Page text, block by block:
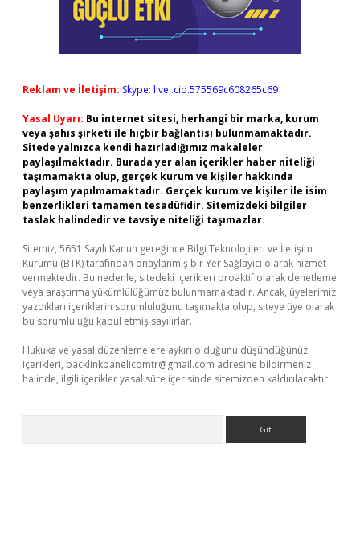
Reklam ve İletişim: Skype: live:.cid.575569c608265c69
Yasal Uyarı: Bu internet sitesi, herhangi bir marka, kurum
veya şahıs şirketi ile hiçbir bağlantısı bulunmamaktadır.
Sitede yalnızca kendi hazırladığımız makaleler
paylaşılmaktadır. Burada yer alan içerikler haber niteliği
taşımamakta olup, gerçek kurum ve kişiler hakkında
paylaşım yapılmamaktadır. Gerçek kurum ve kişiler ile isim
benzerlikleri tamamen tesadüfidir. Sitemizdeki bilgiler
taslak halindedir ve tavsiye niteliği taşımazlar.
Sitemiz, 5651 Sayılı Kanun gereğince Bilgi Teknolojileri ve İletişim
Kurumu (BTK) tarafından onaylanmış bir Yer Sağlayıcı olarak hizmet
vermektedir. Bu nedenle, sitedeki içerikleri proaktif olarak denetleme
veya araştırma yükümlülüğümüz bulunmamaktadır. Ancak, üyelerimiz
yazdıkları içeriklerin sorumluluğunu taşımakta olup, siteye üye olarak
bu sorumluluğu kabul etmiş sayılırlar.
Hukuka ve yasal düzenlemelere aykırı olduğunu düşündüğünüz
içerikleri, backlinkpanelicomtr@gmail.com adresine bildirmeniz
halinde, ilgili içerikler yasal süre içerisinde sitemizden kaldırılacaktır.